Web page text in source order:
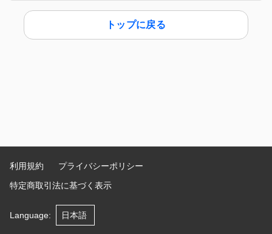
トップに戻る
利用規約
プライバシーポリシー
特定商取引法に基づく表示
Language: